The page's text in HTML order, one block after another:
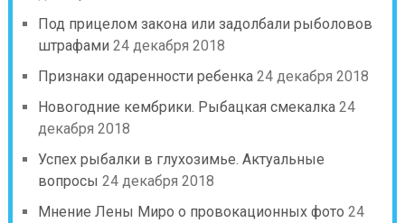
Под прицелом закона или задолбали рыболовов
штрафами 24 декабря 2018
Признаки одаренности ребенка 24 декабря 2018
Новогодние кембрики. Рыбацкая смекалка 24
декабря 2018
Успех рыбалки в глухозимье. Актуальные
вопросы 24 декабря 2018
Мнение Лены Миро о провокационных фото 24